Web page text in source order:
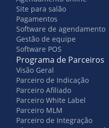
Site para salão
Pagamentos
Software de agendamento
Gestão de equipe
Software POS
Programa de Parceiros
Visão Geral
Parceiro de Indicação
Parceiro Afiliado
Parceiro White Label
Parceiro MLM
Parceiro de Integração